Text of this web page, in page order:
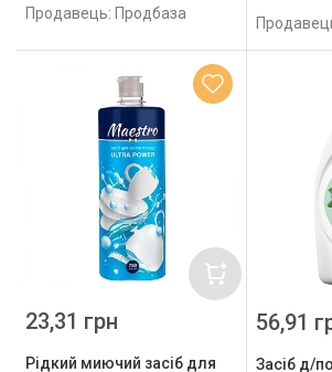
Продавець: Продбаза
Рідкий миючий засіб для
23,31 грн
Засіб д/
56,91